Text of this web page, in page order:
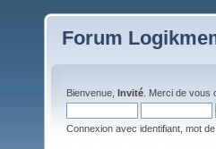
Forum
Bienvenue, Invité . Merci de vous
Connexion avec identifiant, mot